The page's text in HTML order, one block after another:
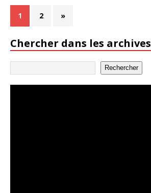
1 2 »
Chercher dans les archives
Rechercher